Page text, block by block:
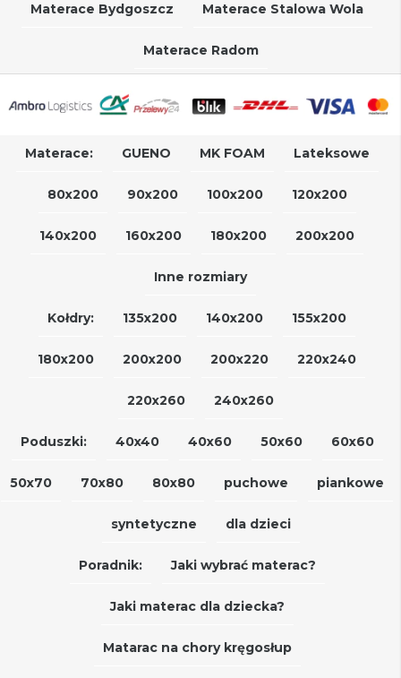
Materace Bydgoszcz Materace Stalowa Wola
Materace Radom
Materace: GUENO MK FOAM Lateksowe
80x200 90x200 100x200 120x200
140x200 160x200 180x200 200x200
Inne rozmiary
Kołdry: 135x200 140x200 155x200
180x200 200x200 200x220 220x240
220x260 240x260
Poduszki: 40x40 40x60 50x60 60x60
50x70 70x80 80x80 puchowe piankowe
syntetyczne dla dzieci
Poradnik: Jaki wybrać materac?
Jaki materac dla dziecka?
Matarac na chory kręgosłup